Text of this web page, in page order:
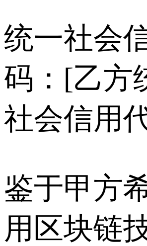
统一社会
码：[乙方
社会信用
鉴于甲方
用区块链